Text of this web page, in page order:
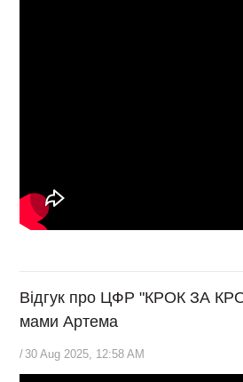
Відгук про ЦФР "КРОК ЗА
мами Артема
/ 30 Aug 2025, 12:58 AM